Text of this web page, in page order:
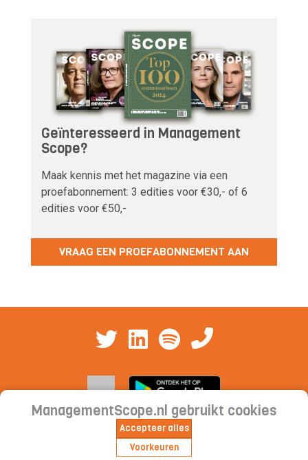
Geïnteresseerd in Management
Scope?
Maak kennis met het magazine via een
proefabonnement: 3 edities voor €30,- of 6
edities voor €50,-
VRAAG EEN PROEFABONNEMENT AAN
Cookieverklaring | Privacyverklaring |
ManagementScope.nl gebruikt cookies
Accepteer alles
Voorkeuren